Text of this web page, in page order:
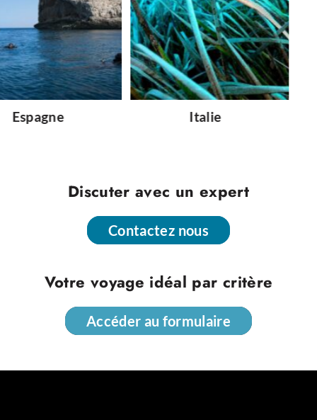
Italie
Discuter avec un expert
Contactez nous
Votre voyage idéal par critère
Accéder au formulaire